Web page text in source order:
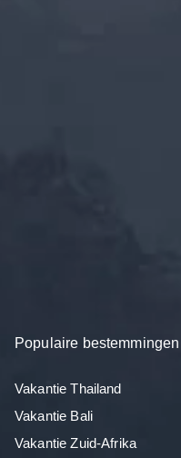
Populaire bestemmingen
Vakantie Thailand
Vakantie Bali
Vakantie Zuid-Afrika